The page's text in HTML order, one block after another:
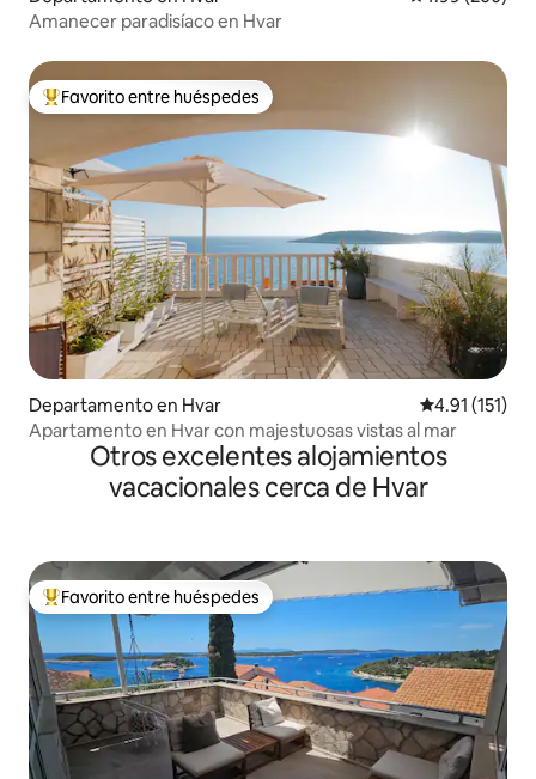
Amanecer paradisíaco en Hvar
De los mejores en Favorito entre huéspedes
Favorito entre huéspedes
Departamento en Hvar Calificación
4.91 (151)
Apartamento en Hvar con majestuosas vistas al mar
Otros excelentes alojamientos
vacacionales cerca de Hvar
De los mejores en Favorito entre huéspedes
Favorito entre huéspedes